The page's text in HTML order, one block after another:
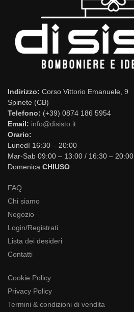
Indirizzo: Corso Vittorio Emanuele, 9
Spinete (CB)
Telefono: (+39) 0874 186 5954
Email: info@disisto.it
Orario:
Lunedì 16:30 – 20:00
Mar-Sab 09:00 – 13:00 / 16:30 – 20:00
Domenica CHIUSO
FAQ
Chi siamo
Negozio
Login/Registrati
Lista dei desideri
Contatti
Cookie Policy
Privacy Policy
Termini & condizioni di vendita